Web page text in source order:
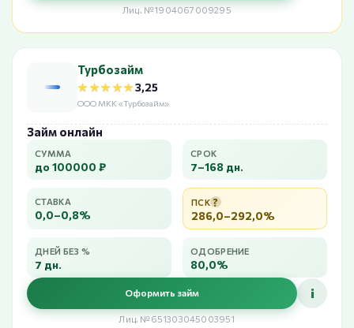
Лиц. №1904067009295
Турбозайм
★★★★★
★★★★★3,25
ООО МКК «Турбозайм»
Займ онлайн
СУММА
до 100000 ₽
СРОК
7–168 дн.
СТАВКА
0,0–0,8%
ПСК ?
286,0–292,0%
ДНЕЙ БЕЗ %
7 дн.
ОДОБРЕНИЕ
80,0%
Оформить займ i
Лиц. №651303045003951